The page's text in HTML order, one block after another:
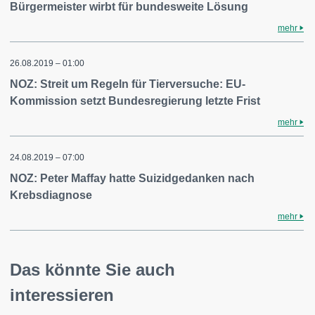
Bürgermeister wirbt für bundesweite Lösung
mehr
26.08.2019 – 01:00
NOZ: Streit um Regeln für Tierversuche: EU-
Kommission setzt Bundesregierung letzte Frist
mehr
24.08.2019 – 07:00
NOZ: Peter Maffay hatte Suizidgedanken nach
Krebsdiagnose
mehr
Das könnte Sie auch
interessieren